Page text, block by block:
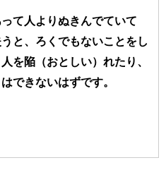
て人よりぬきんでていて
と、ろくでもないことをし
を陥（おとしい）れたり、
できないはずです。